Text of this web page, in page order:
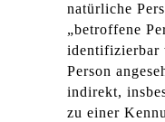
natürliche
„betroffene
identifizierbar
Person
indirekt,
zu einer